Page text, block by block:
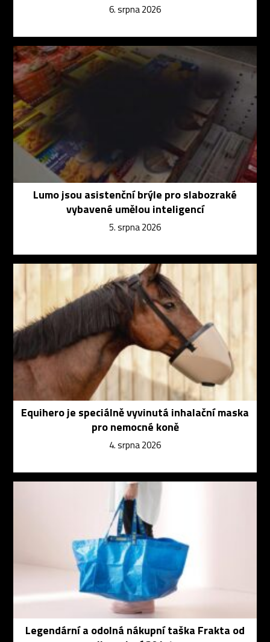
6. srpna 2026
Lumo jsou asistenční brýle pro slabozraké
vybavené umělou inteligencí
5. srpna 2026
Equihero je speciálně vyvinutá inhalační maska
pro nemocné koně
4. srpna 2026
Legendární a odolná nákupní taška Frakta od